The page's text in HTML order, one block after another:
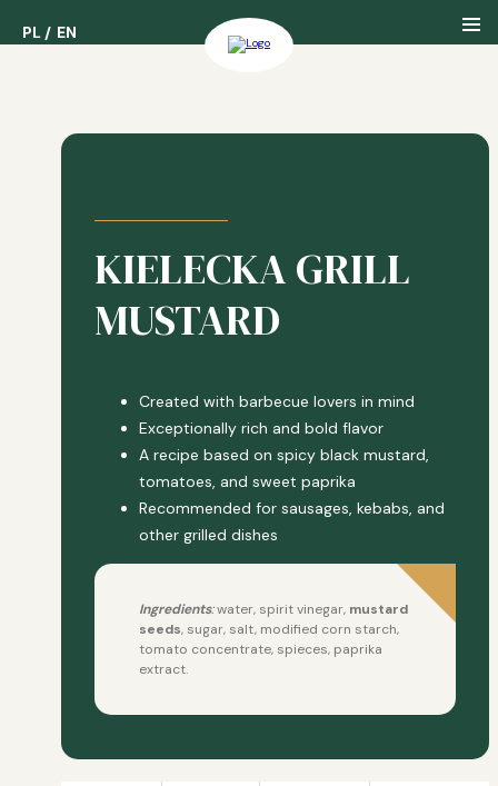
PL EN
PL EN
наша история
наши награды
KIELECKA GRILL
MUSTARD
Created with barbecue lovers in mind
Exceptionally rich and bold flavor
A recipe based on spicy black mustard,
tomatoes, and sweet paprika
Recommended for sausages, kebabs, and
other grilled dishes
Ingredients:water, spirit vinegar, mustard
seeds, sugar, salt, modified corn starch,
tomato concentrate, spieces, paprika
extract.